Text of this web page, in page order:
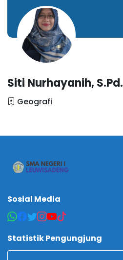
Siti Nurhayanih, S.Pd.
Geografi
Sosial Media
Statistik Pengungjung